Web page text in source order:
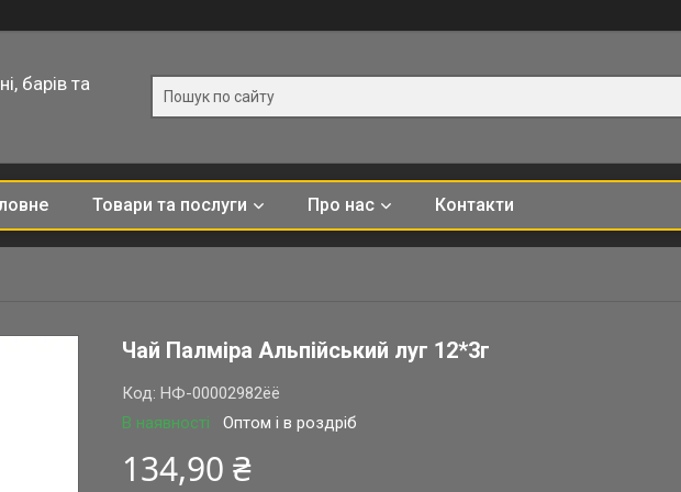
барів та
Товари та послуги Про нас Контакти
Чай Палміра Альпійський луг 12*3г
В наявності Оптом і в роздріб
Код:НФ-00002982ёё
134,90 ₴